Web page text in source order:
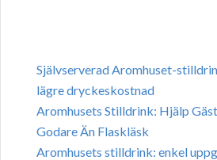
Självserverad Aromhuset-
lägre dryckeskostnad
Aromhusets Stilldrink: Hjälp
Godare Än Flaskläsk
Aromhusets stilldrink: enkel